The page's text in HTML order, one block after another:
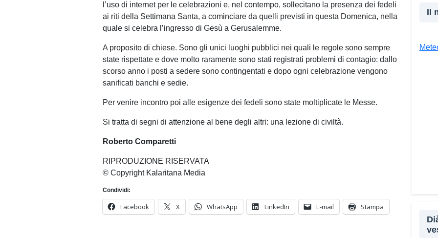
l’uso di internet per le celebrazioni e, nel contempo, sollecitano la presenza dei fedeli
ai riti della Settimana Santa, a cominciare da quelli previsti in questa Domenica, nella
quale si celebra l’ingresso di Gesù a Gerusalemme.
A proposito di chiese. Sono gli unici luoghi pubblici nei quali le regole sono sempre
state rispettate e dove molto raramente sono stati registrati problemi di contagio: dallo
scorso anno i posti a sedere sono contingentati e dopo ogni celebrazione vengono
sanificati banchi e sedie.
Per venire incontro poi alle esigenze dei fedeli sono state moltiplicate le Messe.
Si tratta di segni di attenzione al bene degli altri: una lezione di civiltà.
Roberto Comparetti
RIPRODUZIONE RISERVATA
© Copyright Kalaritana Media
Condividi:
Facebook X WhatsApp LinkedIn E-mail Stampa
Il